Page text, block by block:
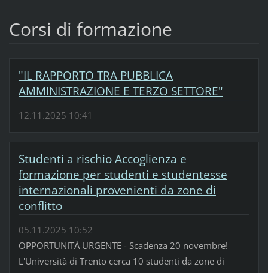
Corsi di formazione
"IL RAPPORTO TRA PUBBLICA
AMMINISTRAZIONE E TERZO SETTORE"
12.11.2025 10:41
Studenti a rischio Accoglienza e
formazione per studenti e studentesse
internazionali provenienti da zone di
conflitto
05.11.2025 10:52
OPPORTUNITÀ URGENTE - Scadenza 20 novembre!
L'Università di Trento cerca 10 studenti da zone di